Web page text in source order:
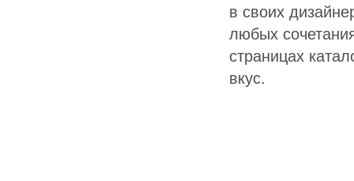
в своих
любых
страницах
вкус.